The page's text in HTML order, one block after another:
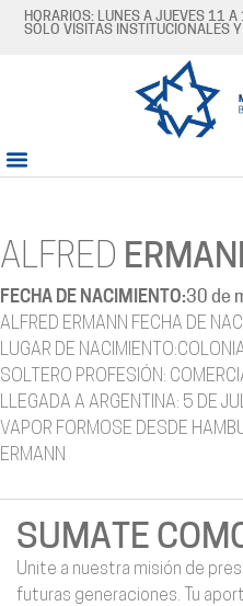
HORARIOS: LUNES A JUEVES 11
SÓLO VISITAS INSTITUCIONALES
ALFRED
FECHA DE NACIMIENTO:30 de
ALFRED ERMANN FECHA DE
LUGAR DE
SOLTERO PROFESIÓN:
LLEGADA A ARGENTINA: 5 DE
VAPOR FORMOSE DESDE
ERMANN
SUMATE
Unite a nuestra misión de
futuras generaciones. Tu